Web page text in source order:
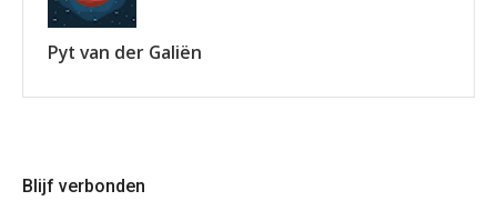
Pyt van der Galiën
Blijf verbonden